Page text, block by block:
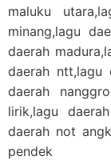
maluku
minang,lagu
daerah
daerah ntt,lagu
daerah
lirik,lagu
daerah not
pendek